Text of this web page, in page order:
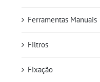
Ferramentas Manuais
Filtros
Fixação